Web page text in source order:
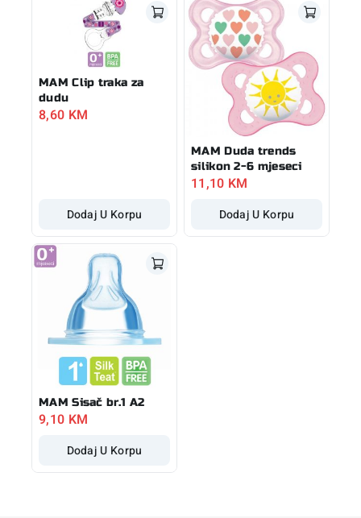
MAM Clip traka za
dudu
8,60 KM
Dodaj U Korpu
MAM Duda trends
silikon 2-6 mjeseci
11,10 KM
Dodaj U Korpu
MAM Sisač br.1 A2
9,10 KM
Dodaj U Korpu